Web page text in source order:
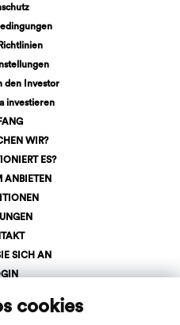
cookies
den Investor
investieren
WIR?
ES?
ANBIETEN
SICH AN